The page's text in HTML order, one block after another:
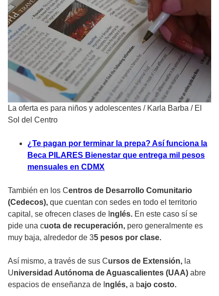
La oferta es para niños y adolescentes / Karla Barba / El
Sol del Centro
¿Te pagan por terminar la prepa? Así funciona la
Beca PILARES Bienestar que entrega mil pesos
mensuales en CDMX
También en los Centros de Desarrollo Comunitario
(Cedecos), que cuentan con sedes en todo el territorio
capital, se ofrecen clases de I nglés. En este caso sí se
pide una cuota de recuperación, pero generalmente es
muy baja, alrededor de 35 pesos por clase.
Así mismo, a través de sus Cursos de Extensión, la
Universidad Autónoma de Aguascalientes (UAA) abre
espacios de enseñanza de I nglés, a bajo costo.